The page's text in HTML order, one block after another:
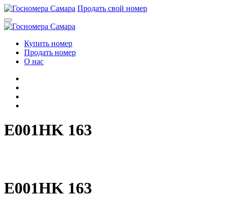
Перейти
к
содержимому
Продать свой номер
Купить номер
Продать номер
О нас
E001HK 163
E001HK 163